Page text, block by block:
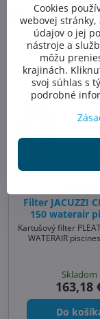
Filter JACUZZI
150 waterair
Kartušový filter
WATERAIR
Skladom
163,18
Do
Cookies
webovej
údajov o jej
nástroje a
môžu
krajinách.
svoj súhlas s
podrobné